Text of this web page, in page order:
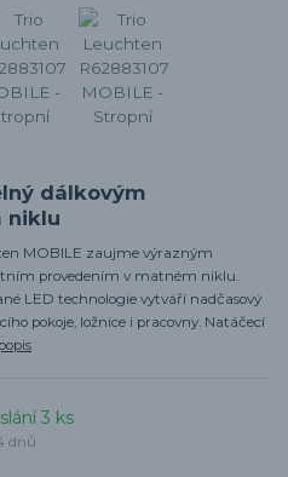
dálkovým
niklu
MOBILE zaujme výrazným
provedením v matném niklu.
LED technologie vytváří nadčasový
pokoje, ložnice i pracovny. Natáčecí
3 ks
dnů